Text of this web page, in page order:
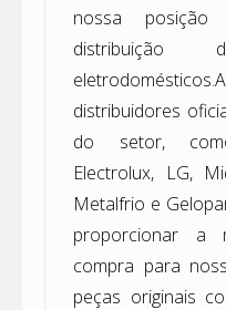
nossa
distribuidores
do setor,
Electrolux, LG,
Metalfrio e
proporcionar a
compra para
peças originais